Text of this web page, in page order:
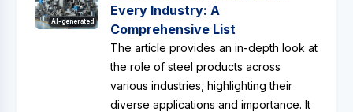
AI-generated
Every Industry: A
Comprehensive List
The article provides an in-depth look at
the role of steel products across
various industries, highlighting their
diverse applications and importance. It